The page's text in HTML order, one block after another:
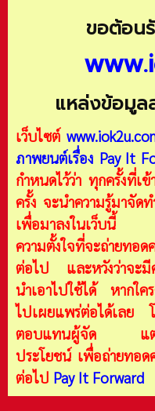
ขอต้อน
แหล่งข้อมูล
เว็บไซต์
ภาพยนต์เรื่อง Pay It
กำหนดไว้ว่า ทุกครั้งที่เ
ครั้ง จะนำความรู้มาจัด
เพื่อมาลงในเว็บนี้
ความตั้งใจที่จะถ่ายทอด
ต่อไป และหวังว่าจะมี
นำเอาไปใช้ได้ หากใค
ไปเผยแพร่ต่อได้เลย
ตอบแทนผู้จัด แต่ขอ
ประโยชน์ เพื่อถ่ายทอ
ต่อไป Pay It Forward